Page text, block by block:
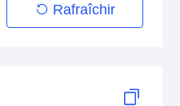
Rafraîchir